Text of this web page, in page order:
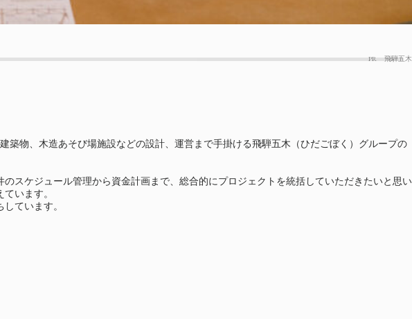
PR 飛騨五木
築物、木造あそび場施設などの設計、運営まで手掛ける飛騨五木（ひだごぼく）グループの
スケジュール管理から資金計画まで、総合的にプロジェクトを統括していただきたいと思い
います。
ています。